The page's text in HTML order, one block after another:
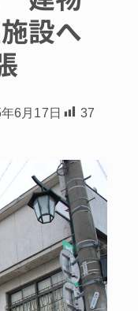
設へ
6月17日 37